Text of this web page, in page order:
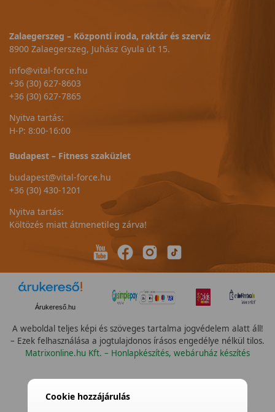
Zalaegerszeg – Központi iroda, raktár és szerviz
8900 Zalaegerszeg, Juhász Gyula út 15.
info@vital-force.hu
+36 (30) 627-8603
+36 (30) 627-7865
Nyitva tartás:
H-P: 8:00-16:00
Budapest – Fitness szaküzlet
budapest@vital-force.hu
+36 (30) 430-1201
Nyitva tartás:
Költözés miatt átmenetileg zárva!
Árukereső.hu
A weboldal teljes képi és szöveges tartalma jogvédelem alatt áll!
– Ezek felhasználása a jogtulajdonos írásos engedélye nélkül tilos.
Matrixonline.hu Kft. – Honlapkészítés, webáruház készítés
Cookie hozzájárulás